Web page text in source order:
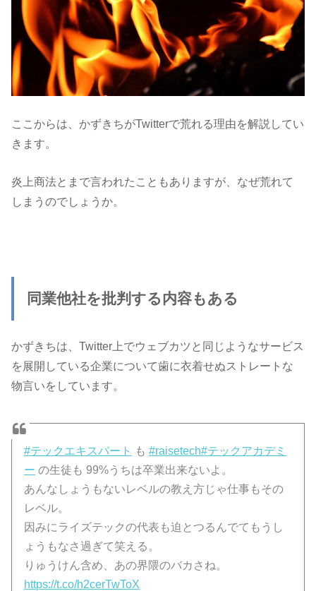
ここからは、かずきちがTwitterで荒れる理由を解説してい
きます。
炎上商法とまで言われたこともありますが、なぜ荒れて
しまうのでしょうか。
同業他社を批判する内容もある
かずきちは、Twitter上でウェブカツと同じようなサービス
を展開している企業について歯に衣着せぬストレートな
物言いをしています。
#テックエキスパート も#raisetech#テックアカデミ
ー の生徒も 99%うちは卒業出来ないよ。
あんなしょうもないレベルの教え方じゃ仕事もその
レベル。
因みにライズテックの代表も迫とつるんでてもうし
ょうもなさ過ぎて笑える。
りゅうけん含め、あの界隈のバカさね。
https://t.co/h2cerTwToX